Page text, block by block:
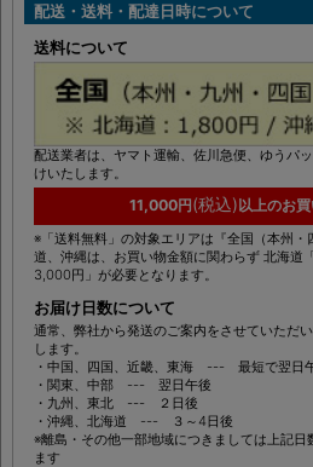
配送・送料・配達日時について
送料について
配送業者は、ヤマト運輸、佐川急便、ゆうパ
けいたします。
11,000円(税込) 以上のお
※「送料無料」の対象エリアは『全国（本州
道、沖縄は、お買い物金額に関わらず 北海道
3,000円」が必要となります。
お届け日数について
通常、弊社から発送のご案内をさせていただ
します。
・中国、四国、近畿、東海 --- 最短で翌日
・関東、中部 --- 翌日午後
・九州、東北 --- ２日後
・沖縄、北海道 --- ３～4日後
※離島・その他一部地域につきましては上記
ます